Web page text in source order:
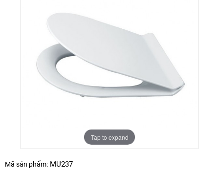
Tap to expand
Mã sản phẩm: MU237